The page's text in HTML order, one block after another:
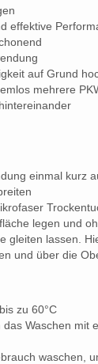
effektive
auf Grund
mehrere
einmal kurz
legen und
gleiten lassen.
und über die
zu 60°C
das Waschen mit
waschen,